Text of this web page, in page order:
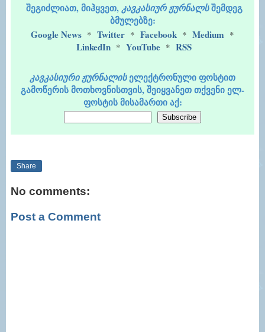
შეგიძლიათ, მიჰყვეთ,კავკასიურ ჟურნალსშემდეგ
ბმულებზე:
Google News * Twitter * Facebook * Medium *
LinkedIn * YouTube * RSS
კავკასიური ჟურნალისელექტრონული ფოსტით
გამოწერის მოთხოვნისთვის, შეიყვანეთ თქვენი ელ-
ფოსტის მისამართი აქ:
Share
No comments:
Post a Comment